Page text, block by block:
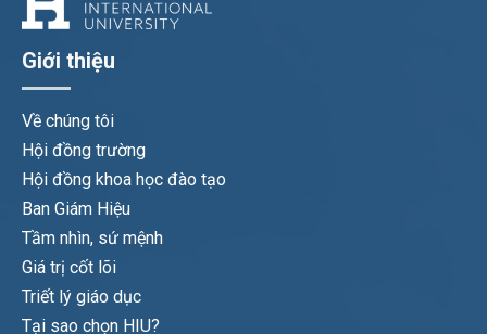
Giới thiệu
Về chúng tôi
Hội đồng trường
Hội đồng khoa học đào tạo
Ban Giám Hiệu
Tầm nhìn, sứ mệnh
Giá trị cốt lõi
Triết lý giáo dục
Tại sao chọn HIU?